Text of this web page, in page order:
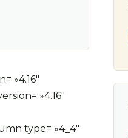
»4.16″
»4.16″
type= »4_4″